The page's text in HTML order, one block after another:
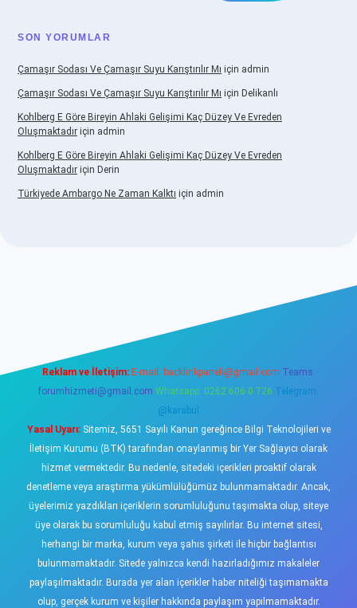
SON YORUMLAR
Çamaşır Sodası Ve Çamaşır Suyu Karıştırılır Mı için admin
Çamaşır Sodası Ve Çamaşır Suyu Karıştırılır Mı için Delikanlı
Kohlberg E Göre Bireyin Ahlaki Gelişimi Kaç Düzey Ve Evreden
Oluşmaktadır için admin
Kohlberg E Göre Bireyin Ahlaki Gelişimi Kaç Düzey Ve Evreden
Oluşmaktadır için Derin
Türkiyede Ambargo Ne Zaman Kalktı için admin
Reklam ve İletişim: E-mail: backlinkpaneli@gmail.com Teams:
forumhizmeti@gmail.com Whatsapp: 0262 606 0 726 Telegram:
@karabul
Yasal Uyarı:Sitemiz, 5651 Sayılı Kanun gereğince Bilgi Teknolojileri ve
İletişim Kurumu (BTK) tarafından onaylanmış bir Yer Sağlayıcı olarak
hizmet vermektedir. Bu nedenle, sitedeki içerikleri proaktif olarak
denetleme veya araştırma yükümlülüğümüz bulunmamaktadır. Ancak,
üyelerimiz yazdıkları içeriklerin sorumluluğunu taşımakta olup, siteye
üye olarak bu sorumluluğu kabul etmiş sayılırlar. Bu internet sitesi,
herhangi bir marka, kurum veya şahıs şirketi ile hiçbir bağlantısı
bulunmamaktadır. Sitede yalnızca kendi hazırladığımız makaleler
paylaşılmaktadır. Burada yer alan içerikler haber niteliği taşımamakta
olup, gerçek kurum ve kişiler hakkında paylaşım yapılmamaktadır.